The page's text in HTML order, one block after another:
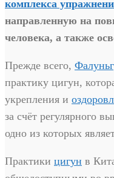
комплекса
направленную на
человека, а также
Прежде всего,
практику цигун,
укрепления и
за счёт регулярного
одно из которых
Практики цигун в